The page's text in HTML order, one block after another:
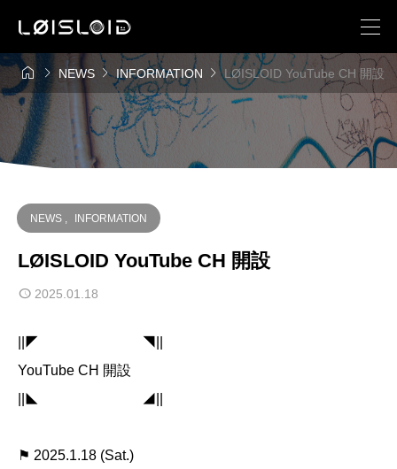
  NEWS INFORMATION LØISLOID YouTube CH 開設
NEWS INFORMATION
LØISLOID YouTube CH 開設
2025.01.18
||◤ ◥||
YouTube CH 開設
||◣ ◢||
⚑ 2025.1.18 (Sat.)